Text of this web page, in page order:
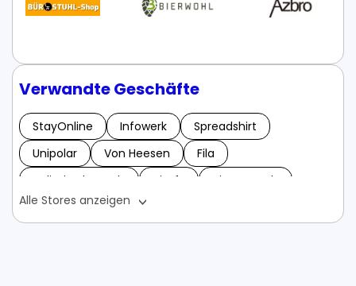
Verwandte Geschäfte
StayOnline Infowerk
Spreadshirt
Unipolar
Von Heesen
Fila
Unlimited Brands
Vitafy
VitaNaturals
304 Clothing
Bürostuhl-Shop
Alle Stores anzeigen